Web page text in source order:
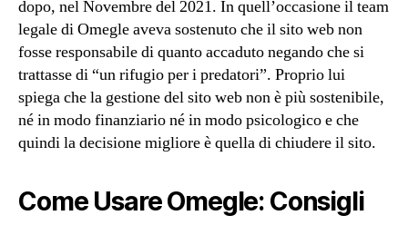
dopo, nel Novembre del 2021. In quell’occasione il team
legale di Omegle aveva sostenuto che il sito web non
fosse responsabile di quanto accaduto negando che si
trattasse di “un rifugio per i predatori”. Proprio lui
spiega che la gestione del sito web non è più sostenibile,
né in modo finanziario né in modo psicologico e che
quindi la decisione migliore è quella di chiudere il sito.
Come Usare Omegle: Consigli